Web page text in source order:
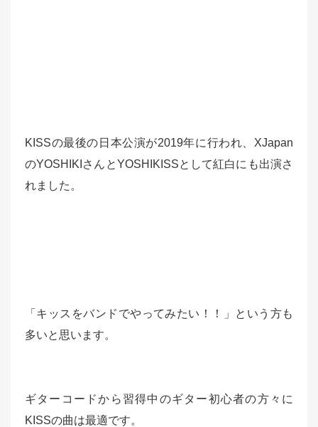
KISSの最後の日本公演が2019年に行われ、XJapan
のYOSHIKIさんとYOSHIKISSとして紅白にも出演さ
れました。
「キッスをバンドでやってみたい！！」という方も
多いと思います。
ギターコードから習得中のギター初心者の方々に
KISSの曲は最適です。